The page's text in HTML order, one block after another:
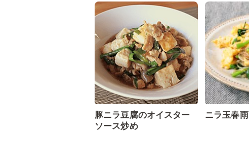
豚ニラ豆腐のオイスター
ソース炒め
ニラ玉春雨